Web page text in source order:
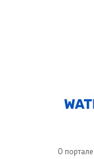
О портале